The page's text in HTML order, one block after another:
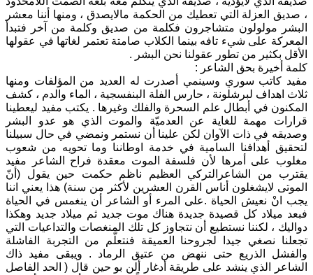
، صديق العزلة التي تعطيك من الحكمة مالايصدق ، ومنها أننا معشر
البشر مولولون متشاجرون فكلمة من صديق وكلمة من آخر فتبدأ
المعركة على شيء تافه بينما الكلاب صامتة تعتمر لغاتها في عقولها
الأقل بكثير من تطور عقولنا نحن البشر .
كلمة أخيرة بحق الشاعر :
مفيد كاتب سوري وسينمي أصدرت له العديد من المؤلفات ومنها
ثلاث اهداف لبرشلونة ، حارس الفلة البنفسجية ، الماء والدم ، كشف
المكنون في أبطال علم السحرة والفلك وغيرها . يكتب مفيد ليعطينا
قرارات مهمة للغاية عن العدميّة والموت الذي هو عدو البشر
وصديقه في ذات الآوان لكن علينا أن نستمر ونمضي في حال سبيلنا
لتحقيق أهدافنا السامية في خدمة اوطاننا وما تحويه من شعوب
مغلوب على أمرها لأن فلسفة الموت معقدة فراح الشاعر مفيد
يقترب من الشاعرالتركي العظيم ناظم حكمت حين يقول (أنّ
الموتى لايشغلون أناس القرن العشرين لأكثر من سنة) هذا يعني اننا
يجب انْ نعيش الحياة .على المرء أو الشاعر أن ينغمس في الحياة
فبعد ميلاد كل قصيدة جديدة هناك موت جديد ثم ميلاد جديد وهكذا
دواليك ، لكننا نستطيع أن نتجاوز كل تلك المنغصات والتداعيات التي
تجعلنا نصغي جيدا لجروحنا العميقة فنتعلّم من التجربة الفاشلة
والفشل الذريع حتى ننهض من عتيق الرماد . ويبقى مفيد ذاك
الشاعر الذي ينشد على طريقة أدغار ألن بو حين قال ( الحد الفاصل